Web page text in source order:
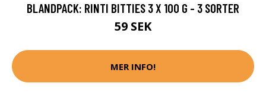
BLANDPACK: RINTI BITTIES 3 X 100 G - 3 SORTER
59 SEK
MER INFO!